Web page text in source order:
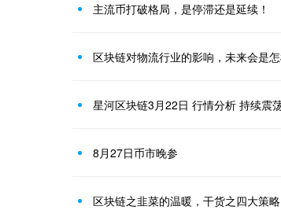
主流币打破格局，是停滞还是延续！
区块链对物流行业的影响，未来会是
星河区块链3月22日 行情分析 持续震
8月27日币市晚参
区块链之韭菜的温暖，干货之四大策略